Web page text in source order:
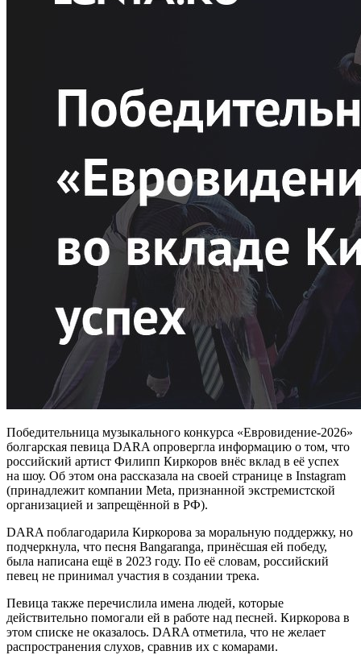
Победительница музыкального конкурса «Евровидение-2026»
болгарская певица DARA опровергла информацию о том, что
российский артист Филипп Киркоров внёс вклад в её успех
на шоу. Об этом она рассказала на своей странице в Instagram
(принадлежит компании Meta, признанной экстремистской
организацией и запрещённой в РФ).
DARA поблагодарила Киркорова за моральную поддержку, но
подчеркнула, что песня Bangaranga, принёсшая ей победу,
была написана ещё в 2023 году. По её словам, российский
певец не принимал участия в создании трека.
Певица также перечислила имена людей, которые
действительно помогали ей в работе над песней. Киркорова в
этом списке не оказалось. DARA отметила, что не желает
распространения слухов, сравнив их с комарами.